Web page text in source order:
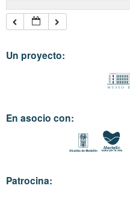
Un proyecto:
En asocio con:
Patrocina: